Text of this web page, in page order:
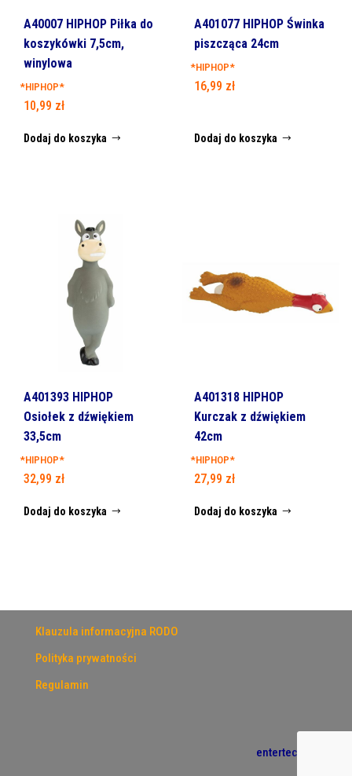
A40007 HIPHOP Piłka do
koszykówki 7,5cm,
winylowa
*HIPHOP*
10,99 zł
Dodaj do koszyka
A401077 HIPHOP Świnka
piszcząca 24cm
*HIPHOP*
16,99 zł
Dodaj do koszyka
A401393 HIPHOP
Osiołek z dźwiękiem
33,5cm
*HIPHOP*
32,99 zł
Dodaj do koszyka
A401318 HIPHOP
Kurczak z dźwiękiem
42cm
*HIPHOP*
27,99 zł
Dodaj do koszyka
Klauzula informacyjna RODO
Polityka prywatności
Regulamin
entertech.pl